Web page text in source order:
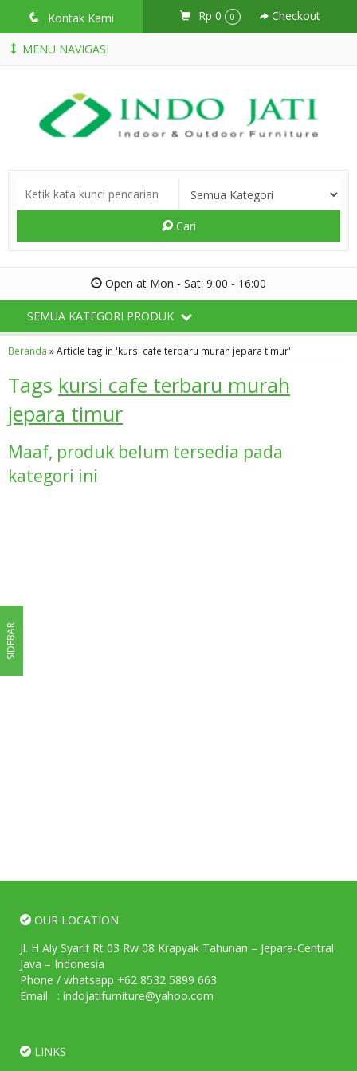
q Kontak Kami Rp 0 0 Checkout
MENU NAVIGASI
Cari
Open at Mon - Sat: 9:00 - 16:00
SEMUA KATEGORI PRODUK
Beranda »Article tag in 'kursi cafe terbaru murah jepara timur'
Tags kursi cafe terbaru murah
jepara timur
Maaf, produk belum tersedia pada
kategori ini
SIDEBAR
OUR LOCATION
Jl. H Aly Syarif Rt 03 Rw 08 Krapyak Tahunan – Jepara-Central
Java – Indonesia
Phone / whatsapp +62 8532 5899 663
Email : indojatifurniture@yahoo.com
LINKS